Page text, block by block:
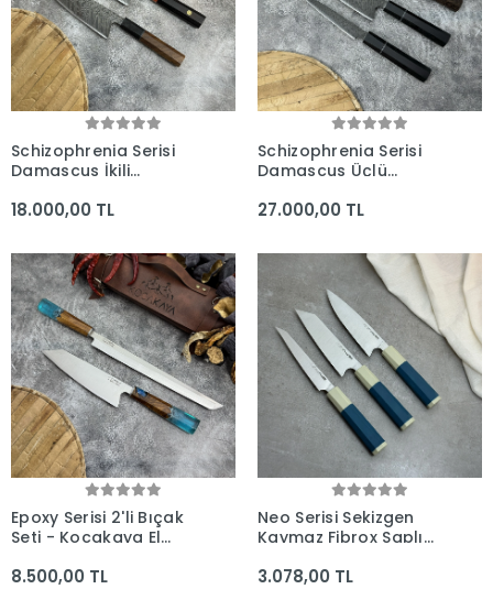
Schizophrenia Serisi
Damascus İkili
Seti - Kocakaya
18.000,00 TL
Schizophrenia Serisi
Damascus Üçlü
Seti Set - Kocakaya
27.000,00 TL
Epoxy Serisi 2'li Bıçak
Seti - Kocakaya El
8.500,00 TL
Neo Serisi Sekizgen
Kaymaz Fibrox Saplı
165mm, 160mm) -
3.078,00 TL